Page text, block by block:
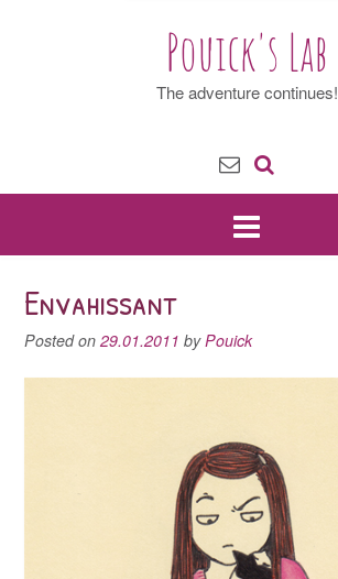
Pouick's Lab
The adventure continues!
Envahissant
Posted on 29.01.2011 byPouick